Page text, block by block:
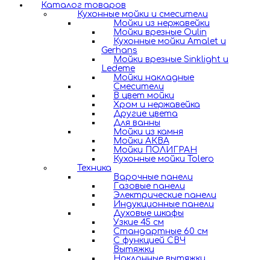
Каталог товаров
Кухонные мойки и смесители
Мойки из нержавейки
Мойки врезные Oulin
Кухонные мойки Amalet и
Gerhans
Мойки врезные Sinklight и
Ledeme
Мойки накладные
Смесители
В цвет мойки
Хром и нержавейка
Другие цвета
Для ванны
Мойки из камня
Мойки АКВА
Мойки ПОЛИГРАН
Кухонные мойки Tolero
Техника
Варочные панели
Газовые панели
Электрические панели
Индукционные панели
Духовые шкафы
Узкие 45 см
Стандартные 60 см
С функцией СВЧ
Вытяжки